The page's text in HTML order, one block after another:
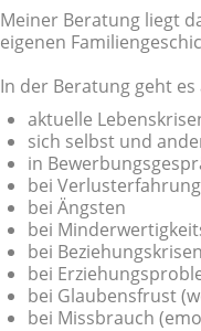
Meiner Beratung liegt
eigenen
In der Beratung geht
aktuelle
sich selbst und
in
bei
bei Ängsten
bei
bei Beziehungskrisen
bei
bei Glaubensfrust
bei Missbrauch